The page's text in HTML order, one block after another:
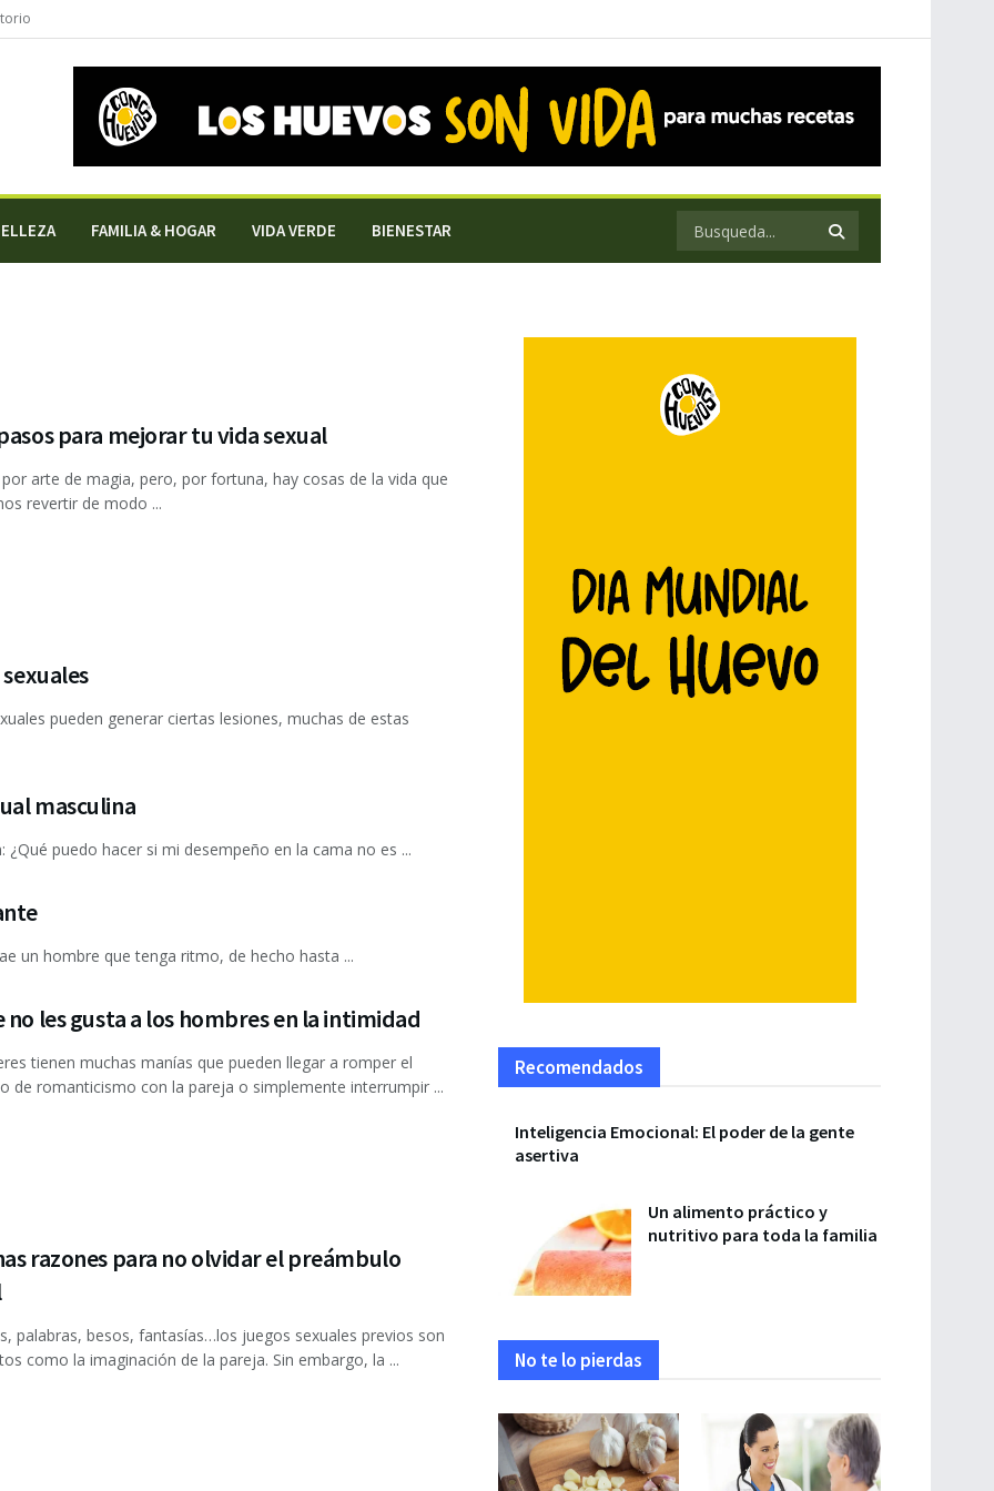
FAMILIA & HOGAR VIDA VERDE BIENESTAR
para mejorar tu vida sexual
arte de magia, pero, por fortuna, hay cosas de la vida que
revertir de modo ...
pueden generar ciertas lesiones, muchas de estas
masculina
puedo hacer si mi desempeño en la cama no es ...
un hombre que tenga ritmo, de hecho hasta ...
no les gusta a los hombres en la intimidad
tienen muchas manías que pueden llegar a romper el
de romanticismo con la pareja o simplemente interrumpir ...
razones para no olvidar el preámbulo
palabras, besos, fantasías…los juegos sexuales previos son
como la imaginación de la pareja. Sin embargo, la ...
Recomendados
Inteligencia Emocional: El poder de la gente
asertiva
Un alimento práctico y
nutritivo para toda la familia
No te lo pierdas